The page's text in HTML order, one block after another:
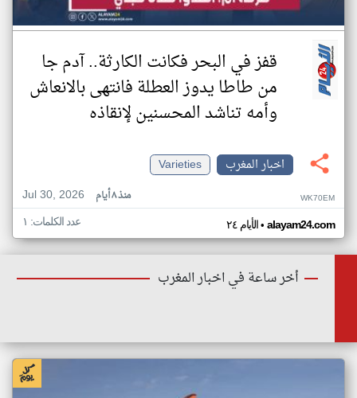
قفز في البحر فكانت الكارثة.. آدم جا
من طاطا يدوز العطلة فانتهى بالانعاش
وأمه تناشد المحسنين لإنقاذه
اخبار المغرب
Varieties
Jul 30, 2026
منذ ٨ أيام WK70EM
الأيام ٢٤• alayam24.com عدد الكلمات: ١
أخر ساعة في اخبار المغرب